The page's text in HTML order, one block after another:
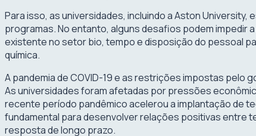
Para isso, as universidades, incluindo a Aston
programas. No entanto, alguns desafios podem impedir
existente no setor bio, tempo e disposição do pessoal
química.
A pandemia de COVID-19 e as restrições impostas
As universidades foram afetadas por pressões
recente período pandêmico acelerou a implantação de
fundamental para desenvolver relações positivas entre
resposta de longo prazo.